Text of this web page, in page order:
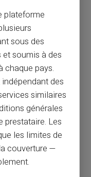
compte, ça
banque vous
plateforme
sous des
soumis à des
chaque pays.
des
similaires
générales
prestataire. Les
les limites de
couverture —